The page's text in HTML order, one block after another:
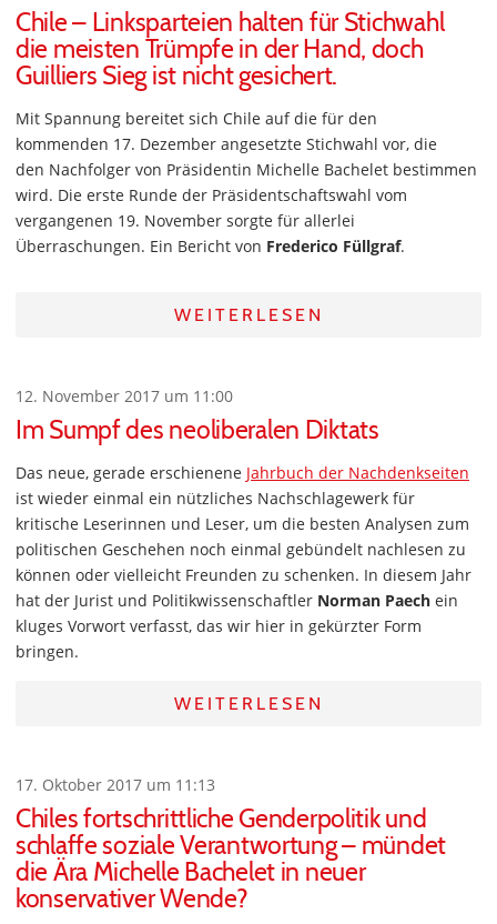
Chile – Linksparteien halten für Stichwahl
die meisten Trümpfe in der Hand, doch
Guilliers Sieg ist nicht gesichert.
Mit Spannung bereitet sich Chile auf die für den
kommenden 17. Dezember angesetzte Stichwahl vor, die
den Nachfolger von Präsidentin Michelle Bachelet bestimmen
wird. Die erste Runde der Präsidentschaftswahl vom
vergangenen 19. November sorgte für allerlei
Überraschungen. Ein Bericht von Frederico Füllgraf.
WEITERLESEN
12. November 2017 um 11:00
Im Sumpf des neoliberalen Diktats
Das neue, gerade erschienene Jahrbuch der Nachdenkseiten
ist wieder einmal ein nützliches Nachschlagewerk für
kritische Leserinnen und Leser, um die besten Analysen zum
politischen Geschehen noch einmal gebündelt nachlesen zu
können oder vielleicht Freunden zu schenken. In diesem Jahr
hat der Jurist und Politikwissenschaftler Norman Paech ein
kluges Vorwort verfasst, das wir hier in gekürzter Form
bringen.
WEITERLESEN
17. Oktober 2017 um 11:13
Chiles fortschrittliche Genderpolitik und
schlaffe soziale Verantwortung – mündet
die Ära Michelle Bachelet in neuer
konservativer Wende?